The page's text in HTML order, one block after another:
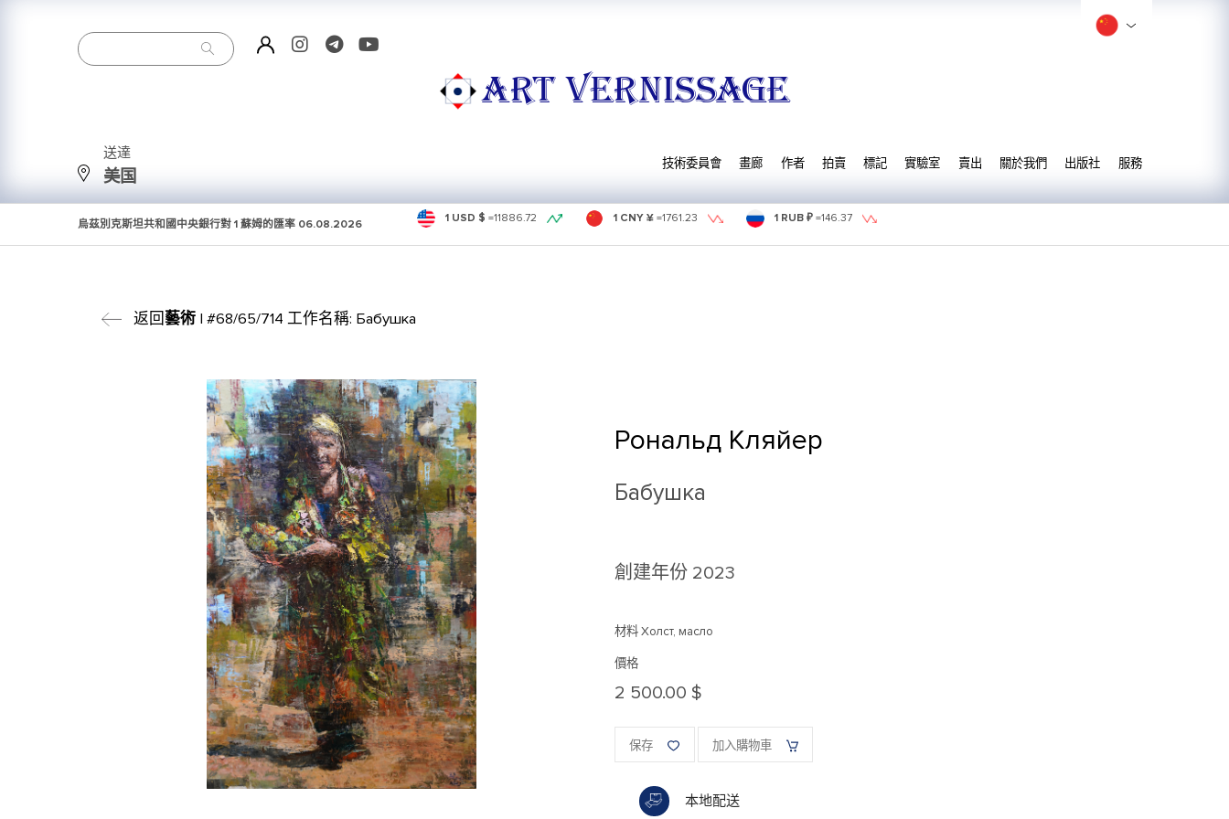
ART VERNISSAGE
送達
美国
技術委員會 畫廊 作者 拍賣 標記 實驗室 賣出 關於我們 出版社 服務
烏茲別克斯坦共和國中央銀行對 1 蘇姆的匯率 06.08.2026 1 USD $ =11886.72 1 CNY ¥ =1761.23 1 RUB ₽ =146.37
返回藝術| #68/65/714 工作名稱: Бабушка
Рональд Кляйер
Бабушка
創建年份 2023
材料 Холст, масло
價格
2 500.00 $
保存 加入購物車
本地配送